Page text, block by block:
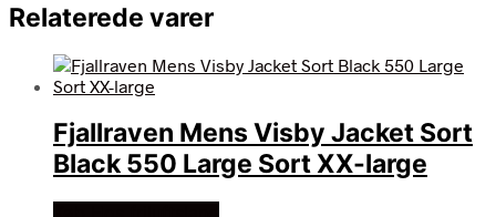
Relaterede varer
Fjallraven Mens Visby Jacket Sort
Black 550 Large Sort XX-large